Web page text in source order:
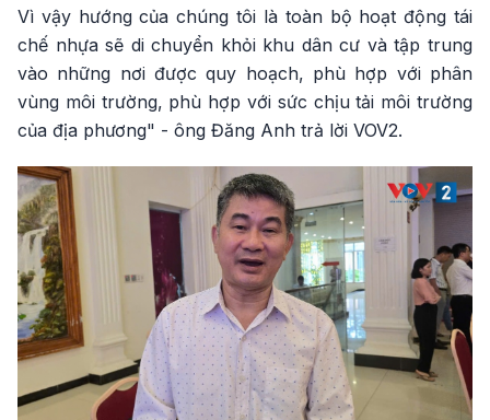
Vì vậy hướng của chúng tôi là toàn bộ hoạt động tái
chế nhựa sẽ di chuyển khỏi khu dân cư và tập trung
vào những nơi được quy hoạch, phù hợp với phân
vùng môi trường, phù hợp với sức chịu tải môi trường
của địa phương" - ông Đăng Anh trả lời VOV2.